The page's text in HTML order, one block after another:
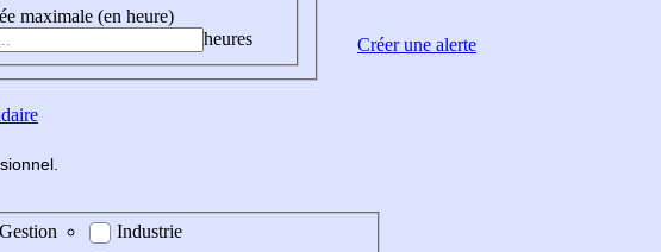
maximale (en heure)
heures
Industrie
Créer une alerte